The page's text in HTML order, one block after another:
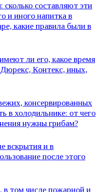
сколько составляют эти
и иного напитка в
какие правила были в
ли его, какое время
Дюрекс, Контекс, иных,
консервированных
в холодильнике: от чего
нужны грибам?
вскрытия и в
после этого
в том числе пожарной и